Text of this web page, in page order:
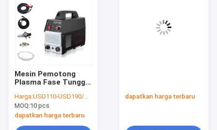
Mesin Pemotong
Plasma Fase Tunggal
MOSFET inverter
Harga:USD110-USD190/PC
MOQ:10 pcs
dapatkan harga terbaru
dapatkan harga terbaru